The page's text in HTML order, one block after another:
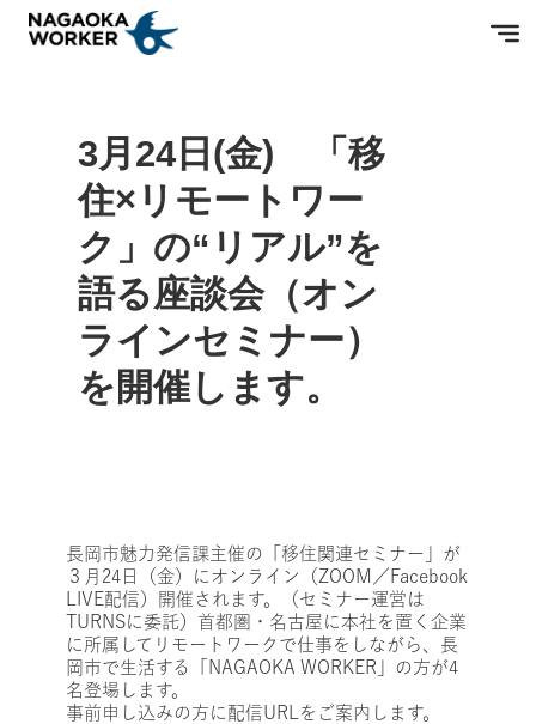
3月24日(金) 「移
住×リモートワー
ク」の“リアル”を
語る座談会（オン
ラインセミナー）
を開催します。
2023.03.12
長岡市魅力発信課主催の「移住関連セミナー」が
３月24日（金）にオンライン（ZOOM／Facebook
LIVE配信）開催されます。（セミナー運営は
TURNSに委託）首都圏・名古屋に本社を置く企業
に所属してリモートワークで仕事をしながら、長
岡市で生活する「NAGAOKA WORKER」の方が4
名登場します。
事前申し込みの方に配信URLをご案内します。